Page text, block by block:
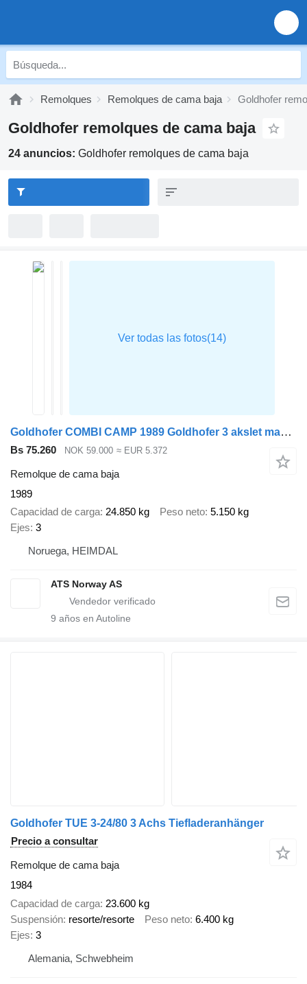
Remolques Remolques de cama baja Goldhofer
Goldhofer remolques de cama baja
24 anuncios: Goldhofer remolques de cama baja
Goldhofer COMBI CAMP 1989 Goldhofer 3 akslet maskinhenger
Bs 75.260 NOK 59.000 ≈ EUR 5.372
Remolque de cama baja
1989
Capacidad de carga 24.850 kg Peso neto 5.150 kg
Ejes 3
Noruega, HEIMDAL
ATS Norway AS
9 años en Autoline
Goldhofer TUE 3-24/80 3 Achs Tiefladeranhänger
Precio a consultar
Remolque de cama baja
1984
Capacidad de carga 23.600 kg
Suspensión resorte/resorte Peso neto 6.400 kg
Ejes 3
Alemania, Schwebheim